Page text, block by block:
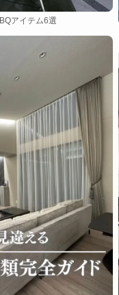
アイテム6選